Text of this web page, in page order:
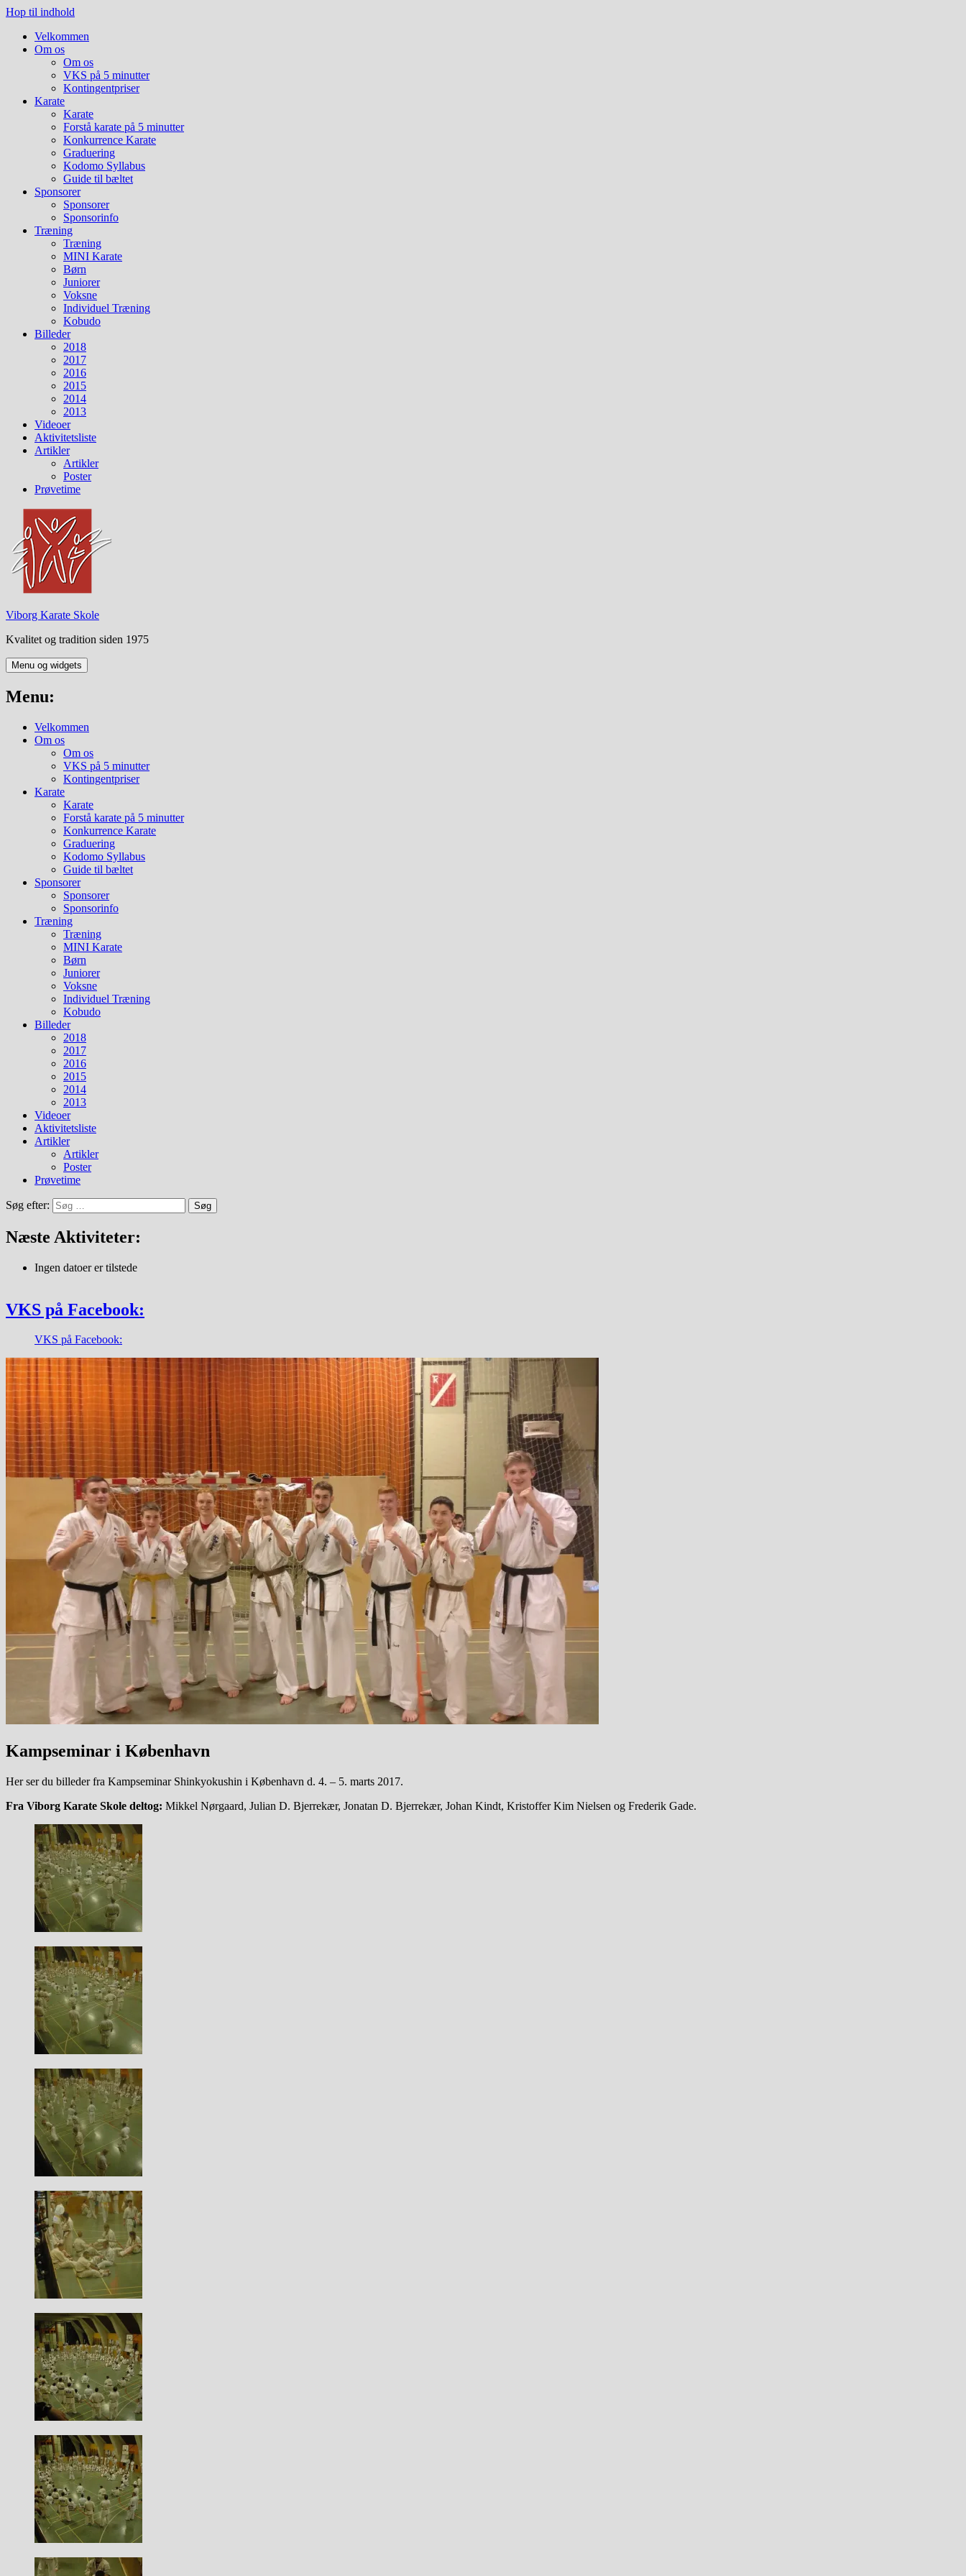
Hop til indhold
Velkommen
Om os
Om os
VKS på 5 minutter
Kontingentpriser
Karate
Karate
Forstå karate på 5 minutter
Konkurrence Karate
Graduering
Kodomo Syllabus
Guide til bæltet
Sponsorer
Sponsorer
Sponsorinfo
Træning
Træning
MINI Karate
Børn
Juniorer
Voksne
Individuel Træning
Kobudo
Billeder
2018
2017
2016
2015
2014
2013
Videoer
Aktivitetsliste
Artikler
Artikler
Poster
Prøvetime
Viborg Karate Skole
Kvalitet og tradition siden 1975
Menu og widgets
Menu:
Velkommen
Om os
Om os
VKS på 5 minutter
Kontingentpriser
Karate
Karate
Forstå karate på 5 minutter
Konkurrence Karate
Graduering
Kodomo Syllabus
Guide til bæltet
Sponsorer
Sponsorer
Sponsorinfo
Træning
Træning
MINI Karate
Børn
Juniorer
Voksne
Individuel Træning
Kobudo
Billeder
2018
2017
2016
2015
2014
2013
Videoer
Aktivitetsliste
Artikler
Artikler
Poster
Prøvetime
Søg efter:
Næste Aktiviteter:
Ingen datoer er tilstede
VKS på Facebook:
VKS på Facebook:
Kampseminar i København
Her ser du billeder fra Kampseminar Shinkyokushin i København d. 4. – 5. marts 2017.
Fra Viborg Karate Skole deltog: Mikkel Nørgaard, Julian D. Bjerrekær, Jonatan D. Bjerrekær, Johan Kindt, Kristoffer Kim Nielsen og Frederik Gade.